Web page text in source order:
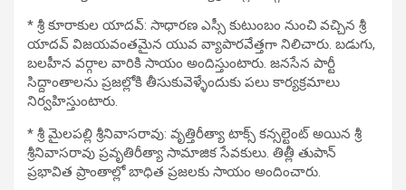
* శ్రీ కూరాకుల యాదవ్: సాధారణ ఎస్సీ కుటుంబం నుంచి వచ్చిన శ్రీ
యాదవ్ విజయవంతమైన యువ వ్యాపారవేత్తగా నిలిచారు. బడుగు,
బలహీన వర్గాల వారికి సాయం అందిస్తుంటారు. జనసేన పార్టీ
సిద్దాంతాలను ప్రజల్లోకి తీసుకువెళ్ళేందుకు పలు కార్యక్రమాలు
నిర్వహిస్తుంటారు.
* శ్రీ మైలపల్లి శ్రీనివాసరావు: వృత్తిరీత్యా టాక్స్ కన్సల్టెంట్ అయిన శ్రీ
శ్రీనివాసరావు ప్రవృతిరీత్యా సామాజిక సేవకులు. తిత్లీ తుపాన్
ప్రభావిత ప్రాంతాల్లో బాధిత ప్రజలకు సాయం అందించారు.